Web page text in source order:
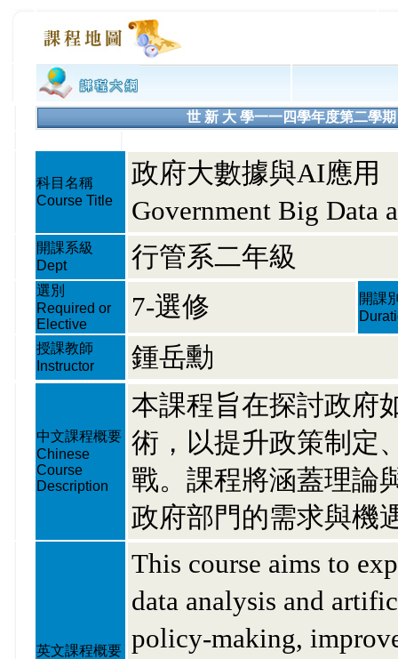
世 新 大 學一一四學年度第二學
科目名稱
Course Title
政府大數據與AI應用
Government Big Data
開課系級
Dept
行管系二年級
選別
Required or
Elective
7-選修
開課
授課教師
Instructor
鍾岳勳
中文課程概要
Chinese
Course
Description
本課程旨在探討政府
術，以提升政策制定
戰。課程將涵蓋理論
政府部門的需求與機
英文課程概要
This course aims to
data analysis and
policy-making,